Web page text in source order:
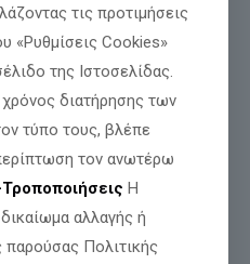
Βουλευτή
ερώτηση :
UserFiles/c0d5184d-7550-
13344335.pdf
τις προτιμήσεις
«Ρυθμίσεις Cookies»
της Ιστοσελίδας.
διατήρησης των
τύπο τους, βλέπε
τον ανωτέρω
Η
αλλαγής ή
Πολιτικής